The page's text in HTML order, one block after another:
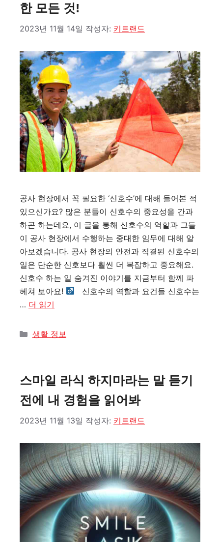
한 모든 것!
2023년 11월 14일 작성자: 키트랜드
공사 현장에서 꼭 필요한 ‘신호수’에 대해 들어본 적
있으신가요? 많은 분들이 신호수의 중요성을 간과
하곤 하는데요, 이 글을 통해 신호수의 역할과 그들
이 공사 현장에서 수행하는 중대한 임무에 대해 알
아보겠습니다. 공사 현장의 안전과 직결된 신호수의
일은 단순한 신호보다 훨씬 더 복잡하고 중요해요.
신호수 하는 일 숨겨진 이야기를 지금부터 함께 파
헤쳐 보아요! ‍
신호수의 역할과 요건들 신호수는
… 더 읽기
카
생활 정보
스마일 라식 하지마라는 말 듣기
전에 내 경험을 읽어봐
2023년 11월 13일 작성자: 키트랜드